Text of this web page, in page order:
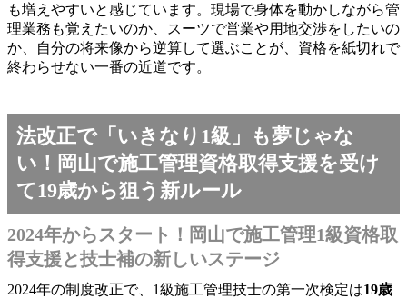
も増えやすいと感じています。現場で身体を動かしながら管
理業務も覚えたいのか、スーツで営業や用地交渉をしたいの
か、自分の将来像から逆算して選ぶことが、資格を紙切れで
終わらせない一番の近道です。
法改正で「いきなり1級」も夢じゃな
い！岡山で施工管理資格取得支援を受け
て19歳から狙う新ルール
2024年からスタート！岡山で施工管理1級資格取
得支援と技士補の新しいステージ
2024年の制度改正で、1級施工管理技士の第一次検定は19歳